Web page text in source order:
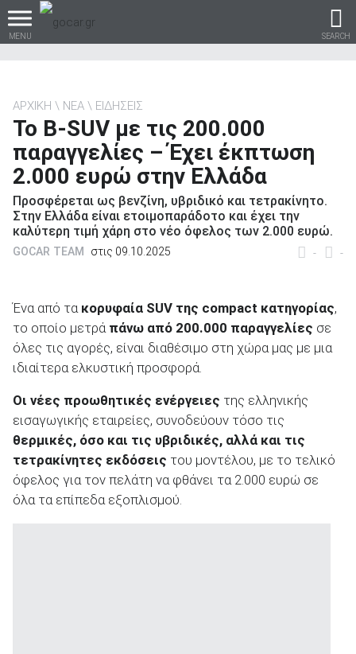
MENU SEARCH
Βρες τα πάντα για το
αυτοκίνητο!
βρες το!
Καινούρια
ΑΝΑΖΗΤΗΣΗ
Μεταχειρισμένα
ΑΡΧΙΚΗ ΝΕΑ ΕΙΔΗΣΕΙΣ
Το B-SUV με τις 200.000
παραγγελίες – Έχει έκπτωση
2.000 ευρώ στην Ελλάδα
Προσφέρεται ως βενζίνη, υβριδικό και τετρακίνητο.
Στην Ελλάδα είναι ετοιμοπαράδοτο και έχει την
καλύτερη τιμή χάρη στο νέο όφελος των 2.000 ευρώ.
- -
GOCAR TEAM στις 09.10.2025
Ένα από τα κορυφαία SUV της compact κατηγορίας,
το οποίο μετρά πάνω από 200.000 παραγγελίες σε
όλες τις αγορές, είναι διαθέσιμο στη χώρα μας με μια
ιδιαίτερα ελκυστική προσφορά.
Οι νέες προωθητικές ενέργειες της ελληνικής
εισαγωγικής εταιρείες, συνοδεύουν τόσο τις
θερμικές, όσο και τις υβριδικές, αλλά και τις
τετρακίνητες εκδόσεις του μοντέλου, με το τελικό
όφελος για τον πελάτη να φθάνει τα 2.000 ευρώ σε
όλα τα επίπεδα εξοπλισμού.